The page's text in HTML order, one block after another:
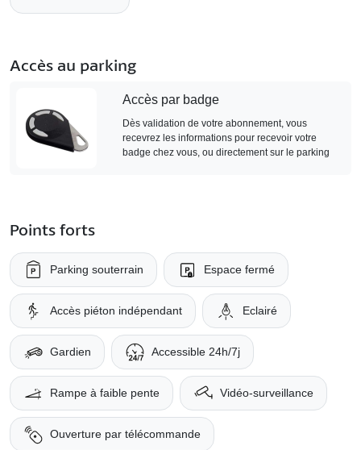
Accès au parking
Accès par badge
Dès validation de votre abonnement, vous
recevrez les informations pour recevoir votre
badge chez vous, ou directement sur le parking
Points forts
Parking souterrain Espace fermé
Accès piéton indépendant Eclairé
Gardien Accessible 24h/7j
Rampe à faible pente Vidéo-surveillance
Ouverture par télécommande